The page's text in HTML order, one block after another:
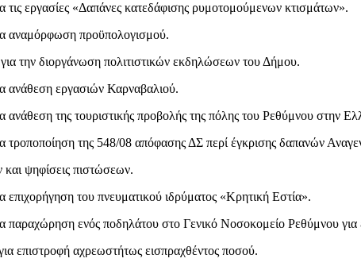
εργασίες «Δαπάνες κατεδάφισης ρυμοτομούμενων κτισμάτων».
προϋπολογισμού.
την διοργάνωση πολιτιστικών εκδηλώσεων του Δήμου.
εργασιών Καρναβαλιού.
της τουριστικής προβολής της πόλης του Ρεθύμνου στην
της 548/08 απόφασης ΔΣ περί έγκρισης δαπανών
ψηφίσεις πιστώσεων.
του πνευματικού ιδρύματος «Κρητική Εστία».
ενός ποδηλάτου στο Γενικό Νοσοκομείο Ρεθύμνου για
επιστροφή αχρεωστήτως εισπραχθέντος ποσού.